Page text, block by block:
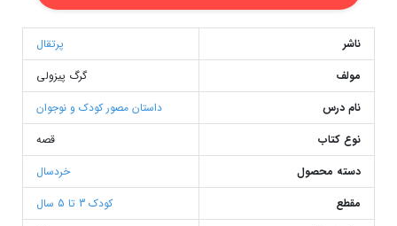
ناشر
پرتقال
مولف
گرگ پیزولی
نام درس
داستان مصور کودک و نوجوان
نوع کتاب
قصه
دسته محصول
خردسال
مقطع
کودک 3 تا 5 سال